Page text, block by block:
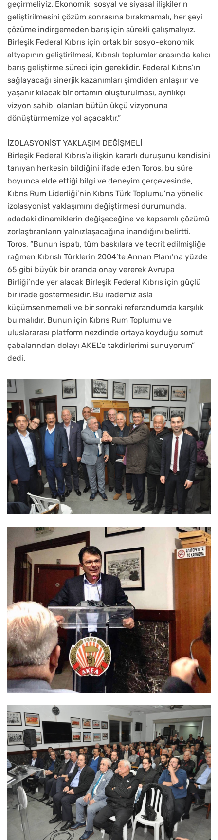
geçirmeliyiz. Ekonomik, sosyal ve siyasal ilişkilerin
geliştirilmesini çözüm sonrasına bırakmamalı, her şeyi
çözüme indirgemeden barış için sürekli çalışmalıyız.
Birleşik Federal Kıbrıs için ortak bir sosyo-ekonomik
altyapının geliştirilmesi, Kıbrıslı toplumlar arasında kalıcı
barış geliştirme süreci için gereklidir. Federal Kıbrıs’ın
sağlayacağı sinerjik kazanımları şimdiden anlaşılır ve
yaşanır kılacak bir ortamın oluşturulması, ayrılıkçı
vizyon sahibi olanları bütünlükçü vizyonuna
dönüştürmemize yol açacaktır.”
İZOLASYONİST YAKLAŞIM DEĞİŞMELİ
Birleşik Federal Kıbrıs’a ilişkin kararlı duruşunu kendisini
tanıyan herkesin bildiğini ifade eden Toros, bu süre
boyunca elde ettiği bilgi ve deneyim çerçevesinde,
Kıbrıs Rum Liderliği’nin Kıbrıs Türk Toplumu’na yönelik
izolasyonist yaklaşımını değiştirmesi durumunda,
adadaki dinamiklerin değişeceğine ve kapsamlı çözümü
zorlaştıranların yalnızlaşacağına inandığını belirtti.
Toros, “Bunun ispatı, tüm baskılara ve tecrit edilmişliğe
rağmen Kıbrıslı Türklerin 2004’te Annan Planı’na yüzde
65 gibi büyük bir oranda onay vererek Avrupa
Birliği’nde yer alacak Birleşik Federal Kıbrıs için güçlü
bir irade göstermesidir. Bu irademiz asla
küçümsenmemeli ve bir sonraki referandumda karşılık
bulmalıdır. Bunun için Kıbrıs Rum Toplumu ve
uluslararası platform nezdinde ortaya koyduğu somut
çabalarından dolayı AKEL’e takdirlerimi sunuyorum”
dedi.